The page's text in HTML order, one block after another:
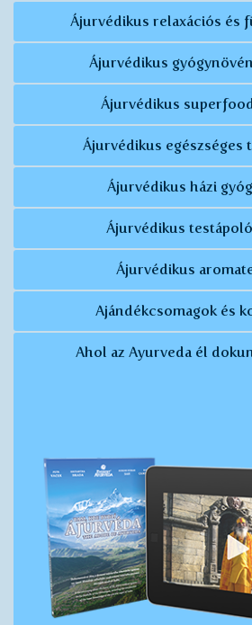
Ájurvédikus relaxációs és
Ájurvédikus
Ájurvédikus
Ájurvédikus egészséges
Ájurvédikus házi
Ájurvédikus
Ájurvédikus
Ajándékcsomagok és
Ahol az Ayurveda él